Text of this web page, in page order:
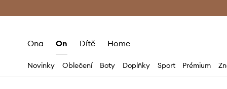
Doručení a
Ona On Dítě Home
Novinky Oblečení Boty Doplňky Sport Prémium